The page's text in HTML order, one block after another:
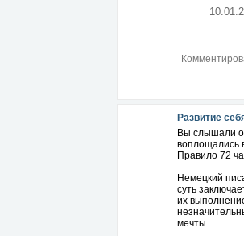
Развитие
Вы слышали о
воплощались
Правило 72
Немецкий
суть
их
мечты.